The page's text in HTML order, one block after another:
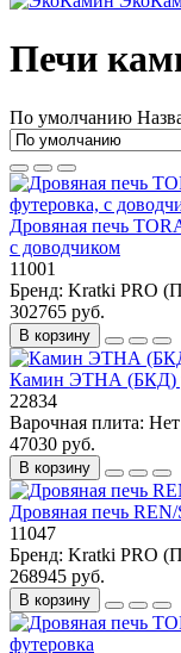
Печи
По умолчанию
Дровяная печь
с доводчиком
11001
Бренд: Kratki PRO
302765 руб.
В корзину
Камин ЭТНА (БКД)
22834
Варочная плита: Нет
47030 руб.
В корзину
Дровяная печь
11047
Бренд: Kratki PRO
268945 руб.
В корзину